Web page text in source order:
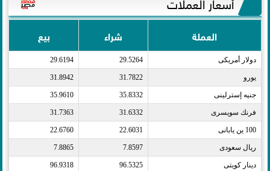
العملة شراء بيع
دولار أمريكى​ 29.5264
29.6194
يورو​ 31.7822
31.8942
جنيه إسترلينى​ 35.8332
35.9610
فرنك سويسرى​ 31.6332
31.7363
100 ين يابانى​ 22.6031
22.6760
ريال سعودى​ 7.8597
7.8865
دينار كويتى​ 96.5325
96.9318